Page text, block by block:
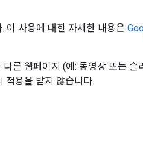
이 사용에 대한 자세한 내용은
른 웹페이지 (예: 동영상 또는 슬
적용을 받지 않습니다.